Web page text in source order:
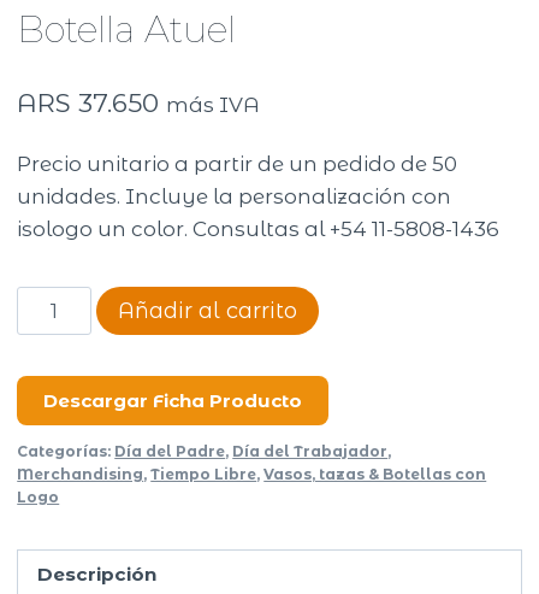
Botella Atuel
ARS 37.650 más IVA
Precio unitario a partir de un pedido de 50
unidades. Incluye la personalización con
isologo un color. Consultas al +54 11-5808-1436
Botella
Atuel
Añadir al carrito
Descargar Ficha Producto
Categorías: Día del Padre, Día del Trabajador,
Merchandising,Tiempo Libre,Vasos, tazas & Botellas con
Logo
Descripción